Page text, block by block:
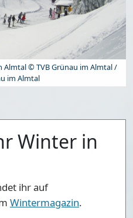
© TVB Grünau im Almtal /
im Almtal
Winter in
ihr auf
Wintermagazin.